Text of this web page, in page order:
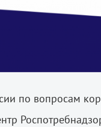
по вопросам